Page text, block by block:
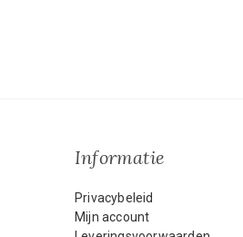
Informatie
Privacybeleid
Mijn account